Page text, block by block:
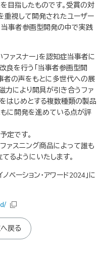
目指したものです。受賞の対
重視して開発されたユーザー
当事者参画型開発の中で実践
ァスナー」を認知症当事者に
良を行う「当事者参画型開
者の声をもとに多世代への展
力により開具が引き合うファ
はじめとする複数種類の製品
に開発を進めている点が評
定です。
ァスニング商品によって誰も
るようにいたします。
ベーション・アワード2024」に
戻る